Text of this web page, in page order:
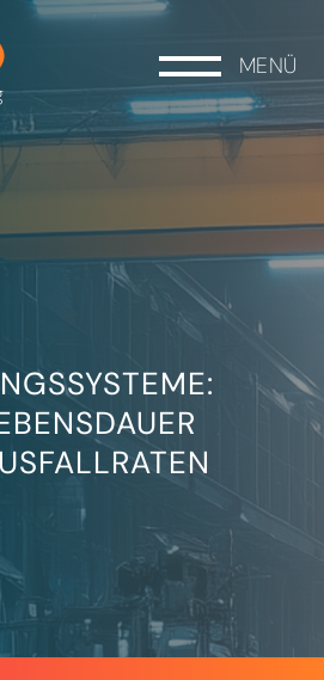
MENÜ